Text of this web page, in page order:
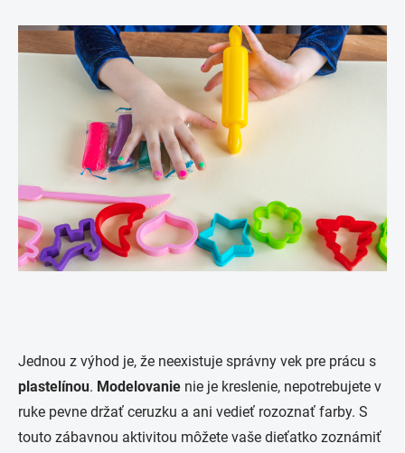
Jednou z výhod je, že neexistuje správny vek pre prácu s
plastelínou. Modelovanie nie je kreslenie, nepotrebujete v
ruke pevne držať ceruzku a ani vedieť rozoznať farby. S
touto zábavnou aktivitou môžete vaše dieťatko zoznámiť